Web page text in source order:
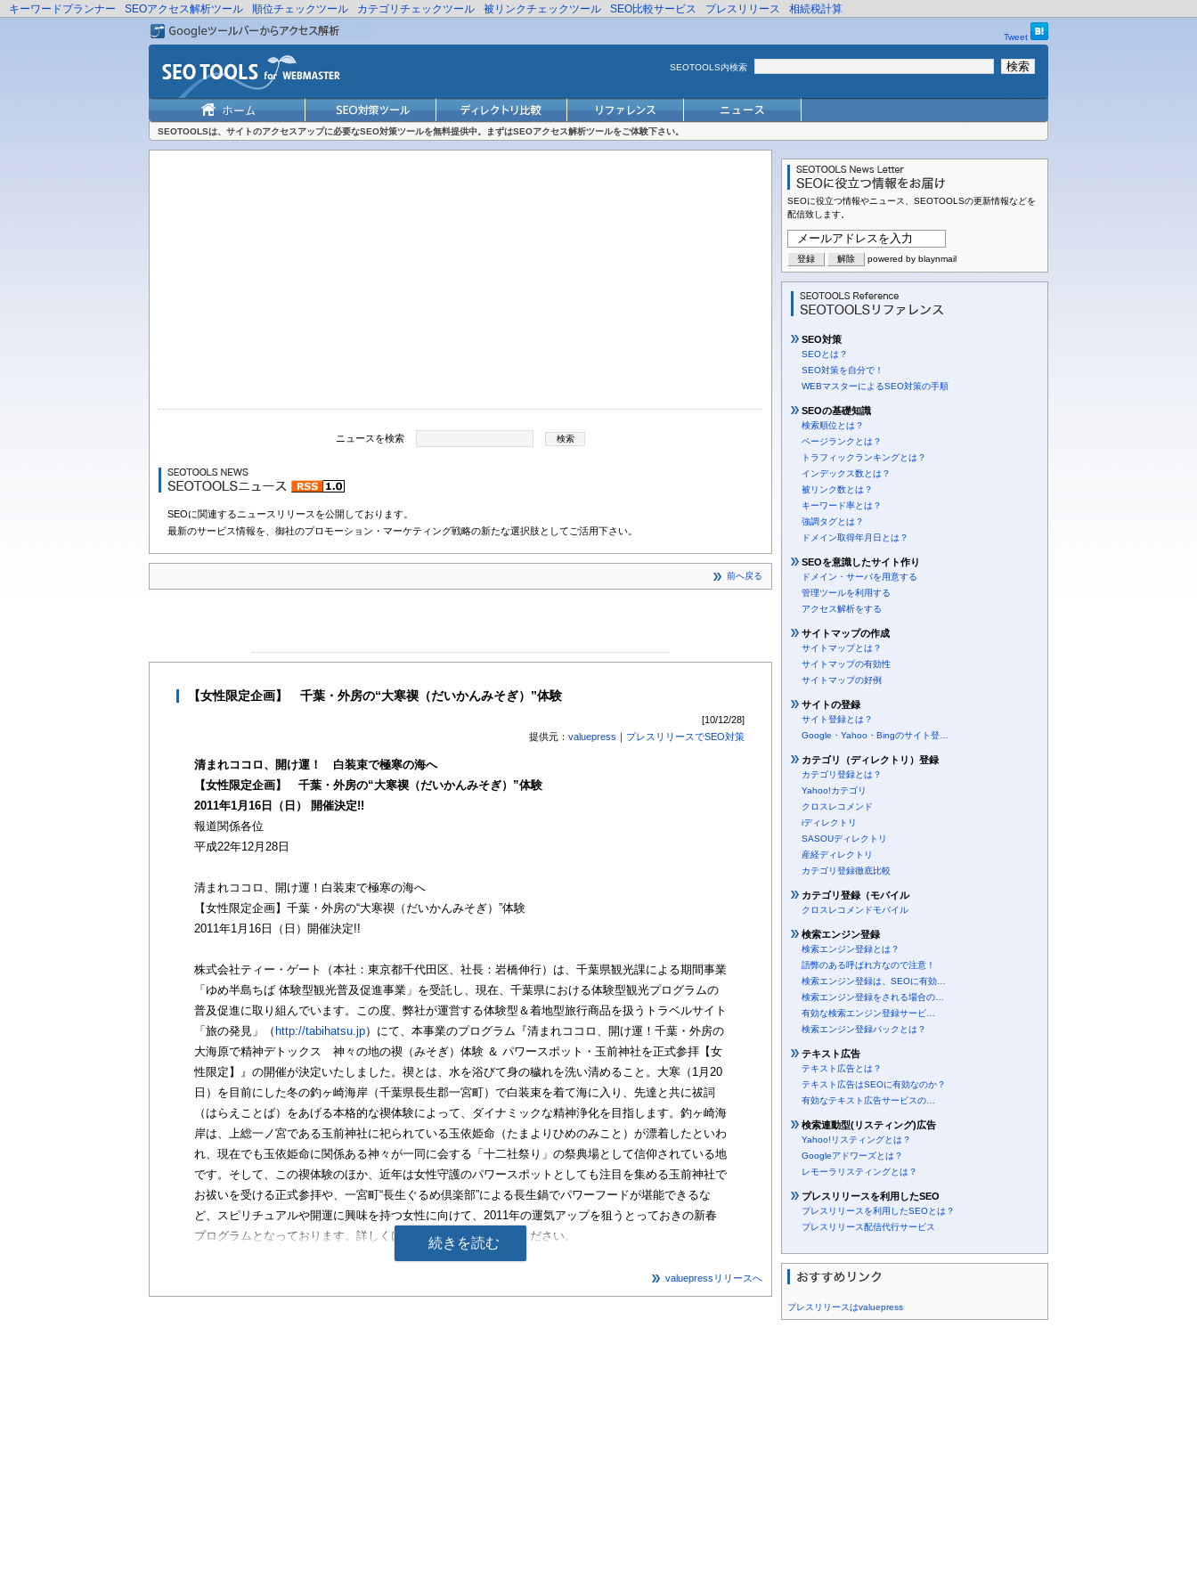
キーワードプランナー SEOアクセス解析ツール 順位チェックツール カテゴリチェックツール 被リンクチェックツール SEO比較サービス プレスリリース 相続税計算
Tweet
SEOTOOLS内検索
SEOTOOLSは、サイトのアクセスアップに必要なSEO対策ツールを無料提供中。まずはSEOアクセス解析ツールをご体験下さい。
ニュースを検索
SEOに関連するニュースリリースを公開しております。
最新のサービス情報を、御社のプロモーション・マーケティング戦略の新たな選択肢としてご活用下さい。
前へ戻る
【女性限定企画】 千葉・外房の“大寒禊（だいかんみそぎ）”体験
[10/12/28]
提供元： valuepress プレスリリースでSEO対策
清まれココロ、開け運！ 白装束で極寒の海へ
【女性限定企画】 千葉・外房の“大寒禊（だいかんみそぎ）”体験
2011年1月16日（日） 開催決定!!
続きを読む
報道関係各位
平成22年12月28日
清まれココロ、開け運！白装束で極寒の海へ
【女性限定企画】千葉・外房の“大寒禊（だいかんみそぎ）”体験
2011年1月16日（日）開催決定!!
株式会社ティー・ゲート（本社：東京都千代田区、社長：岩橋伸行）は、千葉県観光課による期間事業
「ゆめ半島ちば 体験型観光普及促進事業」を受託し、現在、千葉県における体験型観光プログラムの
普及促進に取り組んでいます。この度、弊社が運営する体験型＆着地型旅行商品を扱うトラベルサイト
「旅の発見」（ http://tabihatsu.jp）にて、本事業のプログラム『清まれココロ、開け運！千葉・外房の
大海原で精神デトックス 神々の地の禊（みそぎ）体験 ＆ パワースポット・玉前神社を正式参拝【女
性限定】』の開催が決定いたしました。禊とは、水を浴びて身の穢れを洗い清めること。大寒（1月20
日）を目前にした冬の釣ヶ崎海岸（千葉県長生郡一宮町）で白装束を着て海に入り、先達と共に祓詞
（はらえことば）をあげる本格的な禊体験によって、ダイナミックな精神浄化を目指します。釣ヶ崎海
岸は、上総一ノ宮である玉前神社に祀られている玉依姫命（たまよりひめのみこと）が漂着したといわ
れ、現在でも玉依姫命に関係ある神々が一同に会する「十二社祭り」の祭典場として信仰されている地
です。そして、この禊体験のほか、近年は女性守護のパワースポットとしても注目を集める玉前神社で
お祓いを受ける正式参拝や、一宮町“長生ぐるめ倶楽部”による長生鍋でパワーフードが堪能できるな
ど、スピリチュアルや開運に興味を持つ女性に向けて、2011年の運気アップを狙うとっておきの新春
プログラムとなっております。詳しくは下記紹介サイトをご覧ください。
《千葉・外房で本格“禊（みそぎ）”体験ページ》
valuepressリリースへ
SEOに役立つ情報やニュース、SEOTOOLSの更新情報などを
配信致します。
powered by blaynmail
SEO対策
SEOとは？
SEO対策を自分で！
WEBマスターによるSEO対策の手順
SEOの基礎知識
検索順位とは？
ページランクとは？
トラフィックランキングとは？
インデックス数とは？
被リンク数とは？
キーワード率とは？
強調タグとは？
ドメイン取得年月日とは？
SEOを意識したサイト作り
ドメイン・サーバを用意する
管理ツールを利用する
アクセス解析をする
サイトマップの作成
サイトマップとは？
サイトマップの有効性
サイトマップの好例
サイトの登録
サイト登録とは？
Google・Yahoo・Bingのサイト登…
カテゴリ（ディレクトリ）登録
カテゴリ登録とは？
Yahoo!カテゴリ
クロスレコメンド
iディレクトリ
SASOUディレクトリ
産経ディレクトリ
カテゴリ登録徹底比較
カテゴリ登録（モバイル
クロスレコメンドモバイル
検索エンジン登録
検索エンジン登録とは？
語弊のある呼ばれ方なので注意！
検索エンジン登録は、SEOに有効…
検索エンジン登録をされる場合の…
有効な検索エンジン登録サービ…
検索エンジン登録パックとは？
テキスト広告
テキスト広告とは？
テキスト広告はSEOに有効なのか？
有効なテキスト広告サービスの…
検索連動型(リスティング)広告
Yahoo!リスティングとは？
Googleアドワーズとは？
レモーラリスティングとは？
プレスリリースを利用したSEO
プレスリリースを利用したSEOとは？
プレスリリース配信代行サービス
プレスリリースはvaluepress